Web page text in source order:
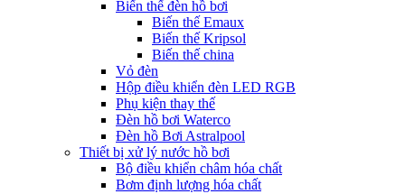
Biến thế đèn hồ bơi
Biến thế Emaux
Biến thế Kripsol
Biến thế china
Vỏ đèn
Hộp điều khiển đèn LED RGB
Phụ kiện thay thế
Đèn hồ bơi Waterco
Đèn hồ Bơi Astralpool
Thiết bị xử lý nước hồ bơi
Bộ điều khiển châm hóa chất
Bơm định lượng hóa chất